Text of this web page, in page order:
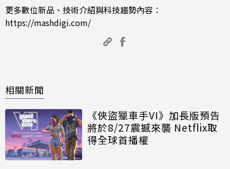
更多數位新品、技術介紹與科技趨勢內容：
https://mashdigi.com/
相關新聞
《俠盜獵車手VI》加長版預告
將於8/27震撼來襲 Netflix取
得全球首播權